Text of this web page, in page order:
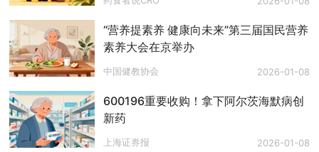
“营养提素养 健康向未来”第三届国民营养
素养大会在京举办
中国健教协会 2026-01-08
600196重要收购！拿下阿尔茨海默病创
新药
上海证券报 2026-01-08